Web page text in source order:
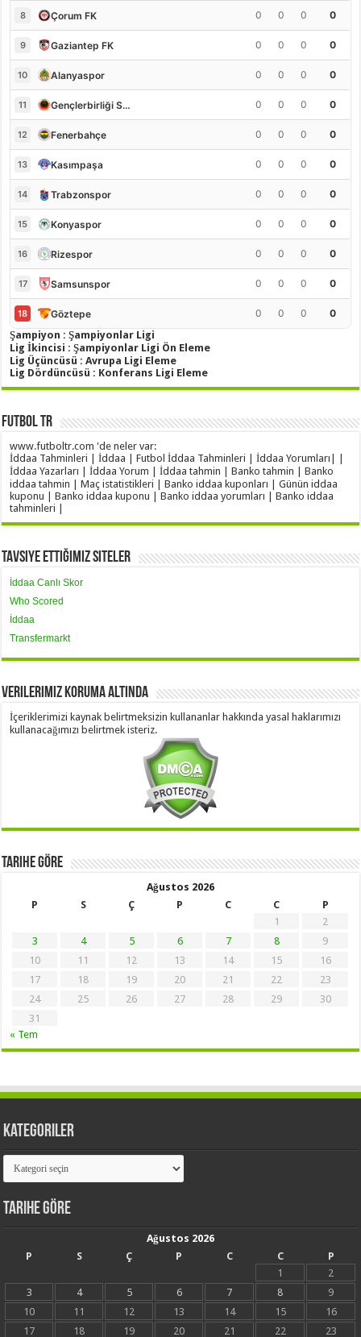
8 Çorum FK 0 0 0 0
9 Gaziantep FK 0 0 0 0
10 Alanyaspor 0 0 0 0
11 Gençlerbirliği S.K. 0 0 0 0
12 Fenerbahçe 0 0 0 0
13 Kasımpaşa 0 0 0 0
14 Trabzonspor 0 0 0 0
15 Konyaspor 0 0 0 0
16 Rizespor 0 0 0 0
17 Samsunspor 0 0 0 0
18 Göztepe 0 0 0
0
Şampiyon : Şampiyonlar Ligi
Lig İkincisi : Şampiyonlar Ligi Ön Eleme
Lig Üçüncüsü : Avrupa Ligi Eleme
Lig Dördüncüsü : Konferans Ligi Eleme
Futbol TR
www.futboltr.com 'de neler var:
İddaa Tahminleri | İddaa | Futbol İddaa Tahminleri | İddaa Yorumları| |
İddaa Yazarları | İddaa Yorum | İddaa tahmin | Banko tahmin | Banko
iddaa tahmin | Maç istatistikleri | Banko iddaa kuponları | Günün iddaa
kuponu | Banko iddaa kuponu | Banko iddaa yorumları | Banko iddaa
tahminleri |
Tavsiye Ettiğimiz Siteler
İddaa Canlı Skor
Who Scored
İddaa
Transfermarkt
Verilerimiz Koruma Altında
İçeriklerimizi kaynak belirtmeksizin kullananlar hakkında yasal haklarımızı
kullanacağımızı belirtmek isteriz.
Tarihe Göre
Ağustos 2026
P
S Ç P C C
P
1
2
3
4 5 6 7 8
9
10
11 12 13 14 15
16
17
18 19 20 21 22
23
24
25 26 27 28 29
30
31
« Tem
Kategoriler
Kategoriler
Tarihe Göre
Ağustos 2026
P
S Ç P C C
P
1
2
3
4 5 6 7 8
9
10
11 12 13 14 15
16
17
18 19 20 21 22 23